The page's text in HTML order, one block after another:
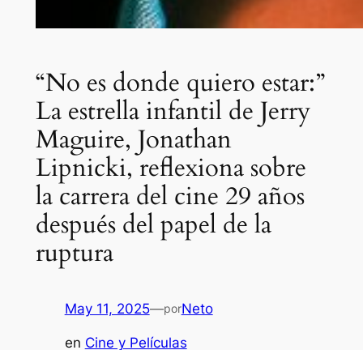
“No es donde quiero estar:”
La estrella infantil de Jerry
Maguire, Jonathan
Lipnicki, reflexiona sobre
la carrera del cine 29 años
después del papel de la
ruptura
May 11, 2025—porNeto
en Cine y Películas